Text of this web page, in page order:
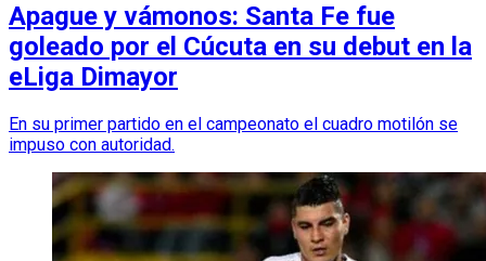
Apague y vámonos: Santa Fe fue
goleado por el Cúcuta en su debut en la
eLiga Dimayor
En su primer partido en el campeonato el cuadro motilón se
impuso con autoridad.